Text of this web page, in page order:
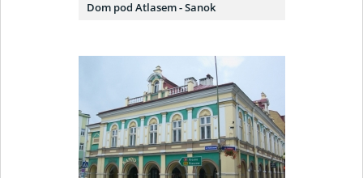
Dom pod Atlasem - Sanok